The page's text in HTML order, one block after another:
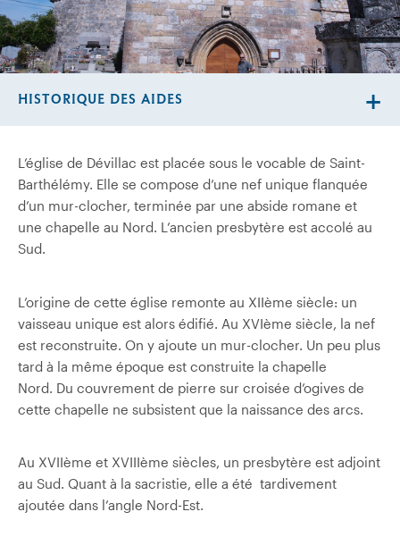
L’église de Dévillac est placée sous le vocable de Saint-
Barthélémy. Elle se compose d’une nef unique flanquée
d’un mur-clocher, terminée par une abside romane et
une chapelle au Nord. L’ancien presbytère est accolé au
Sud.
L’origine de cette église remonte au XIIème siècle: un
vaisseau unique est alors édifié. Au XVIème siècle, la nef
est reconstruite. On y ajoute un mur-clocher. Un peu plus
tard à la même époque est construite la chapelle
Nord. Du couvrement de pierre sur croisée d’ogives de
cette chapelle ne subsistent que la naissance des arcs.
Au XVIIème et XVIIIème siècles, un presbytère est adjoint
au Sud. Quant à la sacristie, elle a été tardivement
ajoutée dans l’angle Nord-Est.
HISTORIQUE DES AIDES